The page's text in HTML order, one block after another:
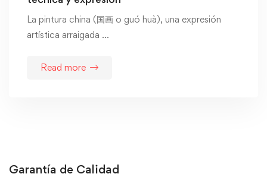
La pintura china (国画 o guó huà), una expresión
artística arraigada …
Read more
Garantía de Calidad